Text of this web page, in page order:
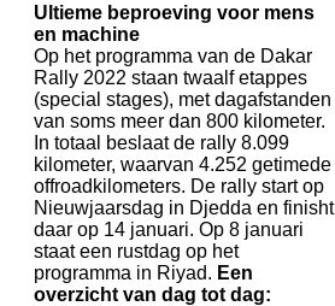
Ultieme beproeving voor mens
en machine
Op het programma van de Dakar
Rally 2022 staan twaalf etappes
(special stages), met dagafstanden
van soms meer dan 800 kilometer.
In totaal beslaat de rally 8.099
kilometer, waarvan 4.252 getimede
offroadkilometers. De rally start op
Nieuwjaarsdag in Djedda en finisht
daar op 14 januari. Op 8 januari
staat een rustdag op het
programma in Riyad. Een
overzicht van dag tot dag: